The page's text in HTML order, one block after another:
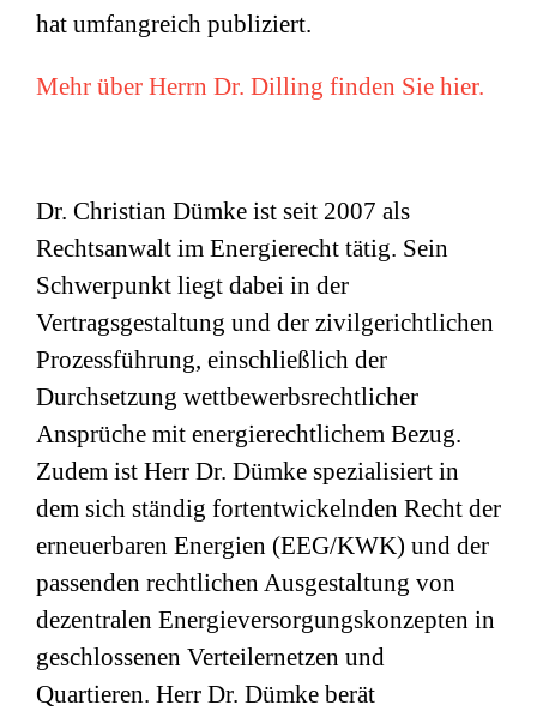
hat umfangreich publiziert.
Mehr über Herrn Dr. Dilling finden Sie hier.
Dr. Christian Dümke ist seit 2007 als
Rechtsanwalt im Energierecht tätig. Sein
Schwerpunkt liegt dabei in der
Vertragsgestaltung und der zivilgerichtlichen
Prozessführung, einschließlich der
Durchsetzung wettbewerbsrechtlicher
Ansprüche mit energierechtlichem Bezug.
Zudem ist Herr Dr. Dümke spezialisiert in
dem sich ständig fortentwickelnden Recht der
erneuerbaren Energien (EEG/KWK) und der
passenden rechtlichen Ausgestaltung von
dezentralen Energieversorgungskonzepten in
geschlossenen Verteilernetzen und
Quartieren. Herr Dr. Dümke berät